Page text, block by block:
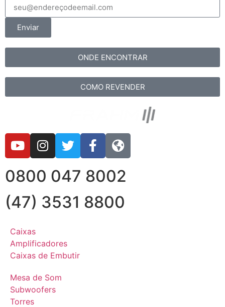
Enviar
ONDE ENCONTRAR
COMO REVENDER
0800 047 8002
(47) 3531 8800
Caixas
Amplificadores
Caixas de Embutir
Mesa de Som
Subwoofers
Torres